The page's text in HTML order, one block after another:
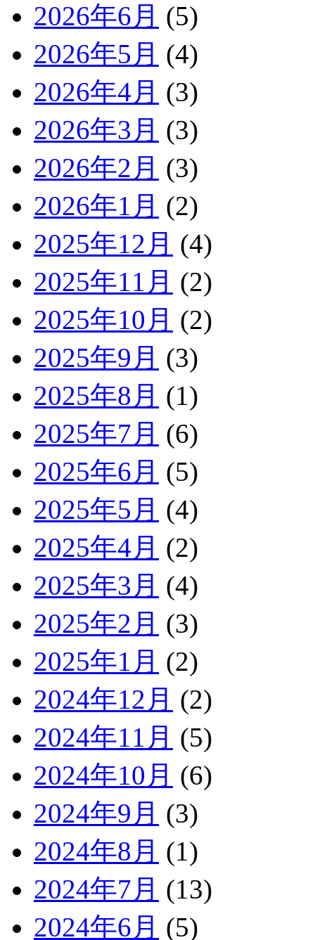
2026年6月 (5)
2026年5月 (4)
2026年4月 (3)
2026年3月 (3)
2026年2月 (3)
2026年1月 (2)
2025年12月 (4)
2025年11月 (2)
2025年10月 (2)
2025年9月 (3)
2025年8月 (1)
2025年7月 (6)
2025年6月 (5)
2025年5月 (4)
2025年4月 (2)
2025年3月 (4)
2025年2月 (3)
2025年1月 (2)
2024年12月 (2)
2024年11月 (5)
2024年10月 (6)
2024年9月 (3)
2024年8月 (1)
2024年7月 (13)
2024年6月 (5)